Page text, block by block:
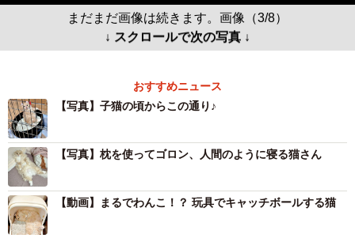
まだまだ画像は続きます。画像（3/8）
↓ スクロールで次の写真 ↓
おすすめニュース
【写真】子猫の頃からこの通り♪
【写真】枕を使ってゴロン、人間のように寝る猫さん
【動画】まるでわんこ！？ 玩具でキャッチボールする猫